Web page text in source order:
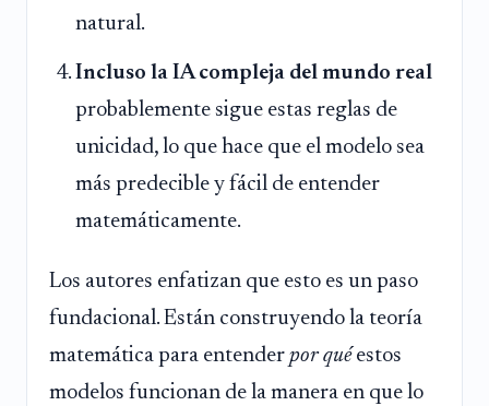
natural.
Incluso la IA compleja del mundo real
probablemente sigue estas reglas de
unicidad, lo que hace que el modelo sea
más predecible y fácil de entender
matemáticamente.
Los autores enfatizan que esto es un paso
fundacional. Están construyendo la teoría
matemática para entender por quéestos
modelos funcionan de la manera en que lo